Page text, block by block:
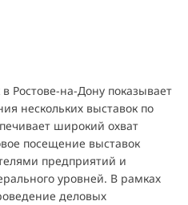
Ростове-на-Дону показывает
нескольких выставок по
широкий охват
посещение выставок
предприятий и
уровней. В рамках
деловых